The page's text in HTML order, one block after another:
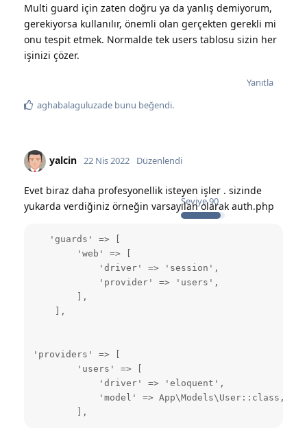
Multi guard için zaten doğru ya da yanlış demiyorum,
gerekiyorsa kullanılır, önemli olan gerçekten gerekli mi
onu tespit etmek. Normalde tek users tablosu sizin her
işinizi çözer.
Yanıtla
aghabalaguluzade bunu beğendi.
yalcin
Seviye90
22 Nis 2022 Düzenlendi
Evet biraz daha profesyonellik isteyen işler . sizinde
yukarda verdiğiniz örneğin varsayılan olarak auth.php
   'guards' => [
        'web' => [
            'driver' => 'session',
            'provider' => 'users',
        ],
    ],
'providers' => [
        'users' => [
            'driver' => 'eloquent',
            'model' => App\Models\User::class,
        ],